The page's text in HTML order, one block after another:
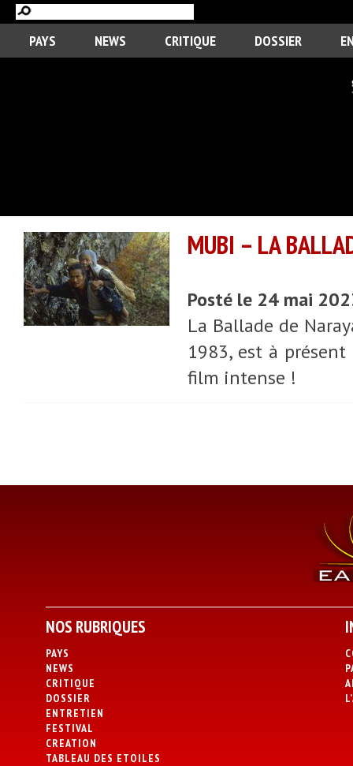
PAYS NEWS CRITIQUE DOSSIER
MUBI – LA
Posté le 24 mai
La Ballade de
1983, est à
film intense !
NOS RUBRIQUES
PAYS
NEWS
CRITIQUE
DOSSIER
ENTRETIEN
FESTIVAL
CREATION
TABLEAU DES ETOILES